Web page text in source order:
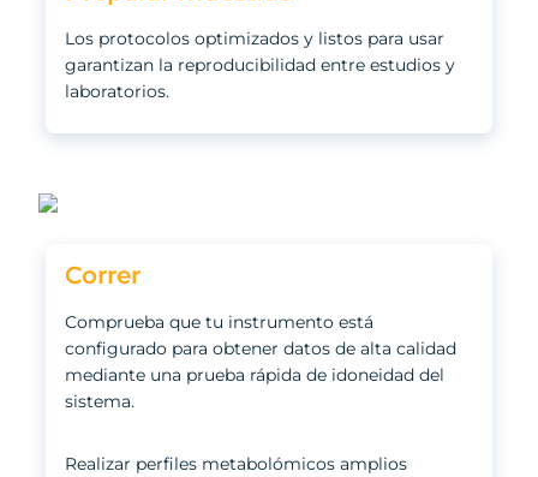
Los protocolos optimizados y listos para usar
garantizan la reproducibilidad entre estudios y
laboratorios.
Correr
Comprueba que tu instrumento está
configurado para obtener datos de alta calidad
mediante una prueba rápida de idoneidad del
sistema.
Realizar perfiles metabolómicos amplios